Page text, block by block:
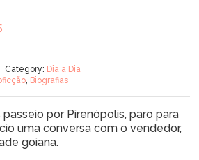
Category: Dia a Dia
, Biografias
por Pirenópolis, paro para
uma conversa com o vendedor,
goiana.